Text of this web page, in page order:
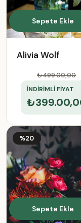
Sepete Ekle
Alivia Wolf
₺499.00,00
İNDİRİMLİ FİYAT
Sepete Ekle
%20